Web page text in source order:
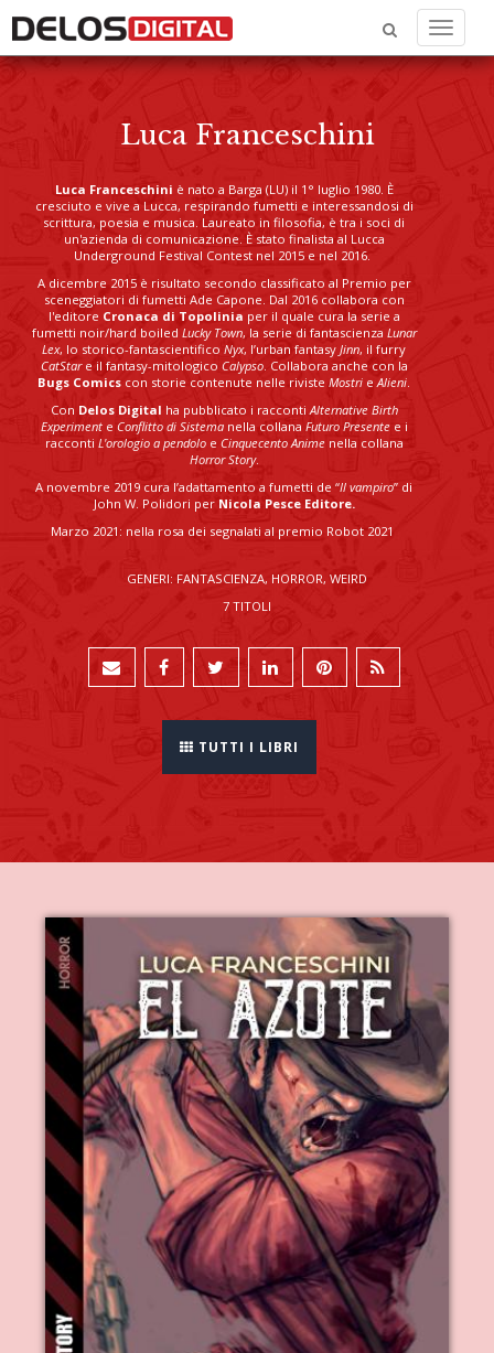
Menu
Luca Franceschini
Luca Franceschini è nato a Barga (LU) il 1° luglio 1980. È
cresciuto e vive a Lucca, respirando fumetti e interessandosi di
scrittura, poesia e musica. Laureato in filosofia, è tra i soci di
un'azienda di comunicazione. È stato finalista al Lucca
Underground Festival Contest nel 2015 e nel 2016.
A dicembre 2015 è risultato secondo classificato al Premio per
sceneggiatori di fumetti Ade Capone. Dal 2016 collabora con
l'editore Cronaca di Topolinia per il quale cura la serie a
fumetti noir/hard boiled Lucky Town, la serie di fantascienza Lunar
Lex, lo storico-fantascientifico Nyx, l’urban fantasy Jinn, il furry
CatStare il fantasy-mitologico Calypso. Collabora anche con la
Bugs Comics con storie contenute nelle riviste Mostri eAlieni.
Con Delos Digital ha pubblicato i raccontiAlternative Birth
Experimente Conflitto di Sistemanella collana Futuro Presentee i
racconti L'orologio a pendoloe Cinquecento Animenella collana
Horror Story.
A novembre 2019 cura l’adattamento a fumetti de “Il vampiro” di
John W. Polidori per Nicola Pesce Editore.
Marzo 2021: nella rosa dei segnalati al premio Robot 2021
GENERI: FANTASCIENZA, HORROR, WEIRD
7 TITOLI
TUTTI I LIBRI